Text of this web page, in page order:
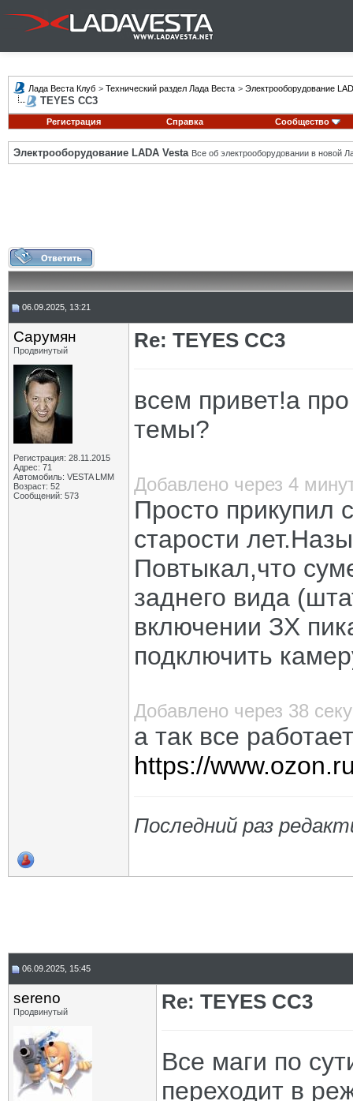
Лада Веста Клуб > Технический раздел Лада Веста > Электрооборудование
TEYES CC3
Регистрация Справка Сообщество
Электрооборудование LADA Vesta Все об электрооборудовании в новой
06.09.2025, 13:21
Сарумян
Продвинутый
Регистрация: 28.11.2015
Адрес: 71
Автомобиль: VESTA LMM
Возраст: 52
Сообщений: 573
Re: TEYES CC3
всем привет!а
темы?
Добавлено через 4
Просто
старости
Повтыкал,что
заднего вида
включении ЗХ
подключить
Добавлено через 38
а так все
https://
Последний раз
06.09.2025, 15:45
sereno
Продвинутый Re: TEYES CC3
Все маги по
переходит в